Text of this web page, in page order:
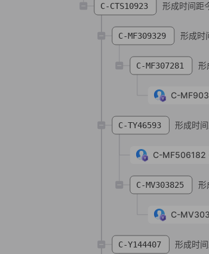
C-CTS10923 形成时间距
C-MF309329 形成时
C-TY46593 形成时
C-Y144407 形成时
C-MF307281 形
C-MF506182
C-MV303825 形
C-
C-